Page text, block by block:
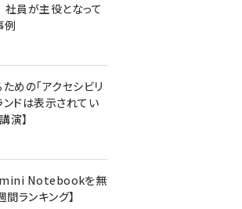
社員が主役となって
例
めの「アクセシビリ
ンドは表示されてい
演】
Notebookを無
ランキング】